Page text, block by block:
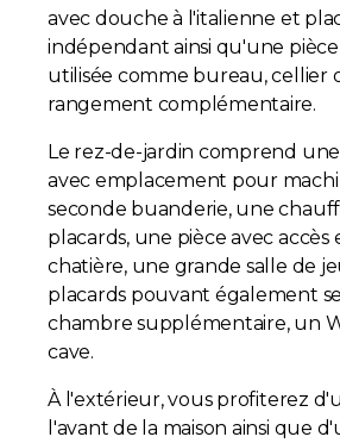
avec douche à l'italienne et
indépendant ainsi qu'une
utilisée comme bureau, cellier
rangement complémentaire.
Le rez-de-jardin comprend
avec emplacement pour
seconde buanderie, une
placards, une pièce avec
chatière, une grande salle de
placards pouvant également
chambre supplémentaire, un
cave.
À l'extérieur, vous profiterez
l'avant de la maison ainsi que